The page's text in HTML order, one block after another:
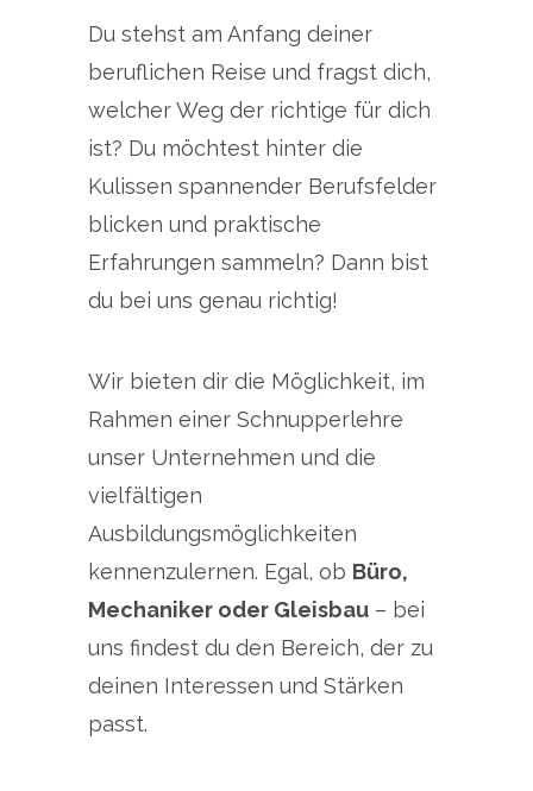
Du stehst am Anfang deiner
beruflichen Reise und fragst dich,
welcher Weg der richtige für dich
ist? Du möchtest hinter die
Kulissen spannender Berufsfelder
blicken und praktische
Erfahrungen sammeln? Dann bist
du bei uns genau richtig!
Wir bieten dir die Möglichkeit, im
Rahmen einer Schnupperlehre
unser Unternehmen und die
vielfältigen
Ausbildungsmöglichkeiten
kennenzulernen. Egal, ob Büro,
Mechaniker oder Gleisbau – bei
uns findest du den Bereich, der zu
deinen Interessen und Stärken
passt.